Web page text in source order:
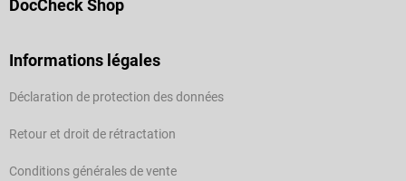
DocCheck Shop
Informations légales
Déclaration de protection des données
Retour et droit de rétractation
Conditions générales de vente